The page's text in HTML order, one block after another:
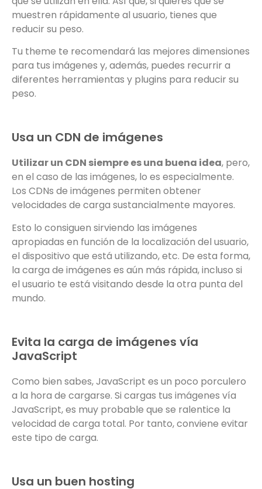
muestren rápidamente al usuario, tienes que
reducir su peso.
Tu theme te recomendará las mejores dimensiones
para tus imágenes y, además, puedes recurrir a
diferentes herramientas y plugins para reducir su
peso.
Usa un CDN de imágenes
Utilizar un CDN siempre es una buena idea, pero,
en el caso de las imágenes, lo es especialmente.
Los CDNs de imágenes permiten obtener
velocidades de carga sustancialmente mayores.
Esto lo consiguen sirviendo las imágenes
apropiadas en función de la localización del usuario,
el dispositivo que está utilizando, etc. De esta forma,
la carga de imágenes es aún más rápida, incluso si
el usuario te está visitando desde la otra punta del
mundo.
Evita la carga de imágenes vía
JavaScript
Como bien sabes, JavaScript es un poco porculero
a la hora de cargarse. Si cargas tus imágenes vía
JavaScript, es muy probable que se ralentice la
velocidad de carga total. Por tanto, conviene evitar
este tipo de carga.
Usa un buen hosting